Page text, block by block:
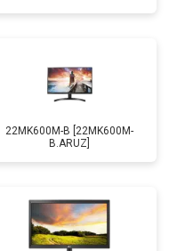
22MK600M-B [22MK600M-
B.ARUZ]